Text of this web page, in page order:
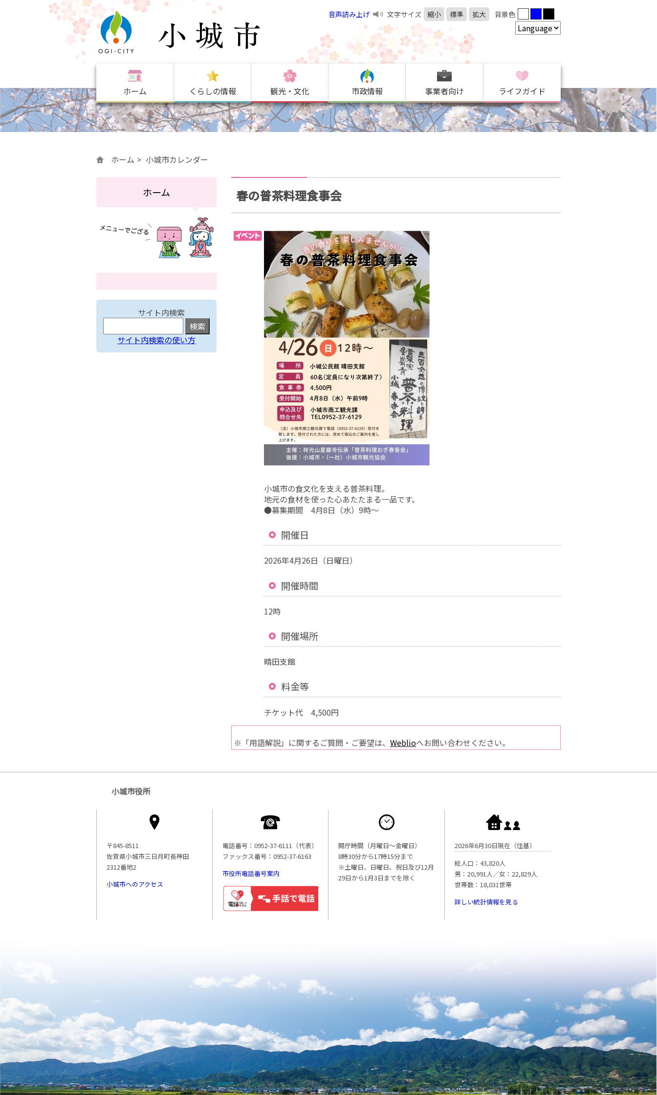
音声読み上げ 文字サイズ 縮小 標準 拡大 背景色
ホーム くらしの情報 観光・文化 市政情報 事業者向け ライフガイド
ホーム 小城市カレンダー
春の普茶料理食事会
小城市の食文化を支える普茶料理。
地元の食材を使った心あたたまる一品です。
●募集期間 4月8日（水）9時〜
開催日
2026年4月26日（日曜日）
開催時間
12時
開催場所
晴田支館
料金等
チケット代 4,500円
※「用語解説」に関するご質問・ご要望は、 Weblioへお問い合わせください。
ホーム
サイト内検索
サイト内検索の使い方
小城市役所
〒845-8511
佐賀県小城市三日月町長神田
2312番地2
小城市へのアクセス
電話番号：0952-37-6111（代表）
ファックス番号：0952-37-6163
市役所電話番号案内
開庁時間（月曜日〜金曜日）
8時30分から17時15分まで
※土曜日、日曜日、祝日及び12月
29日から1月3日までを除く
2026年6月30日現在（住基）
総人口：43,820人
男：20,991人／女：22,829人
世帯数：18,031世帯
詳しい統計情報を見る